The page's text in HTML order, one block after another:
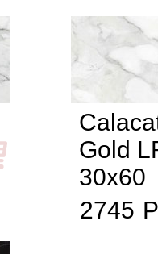
Gold
30x60
2745